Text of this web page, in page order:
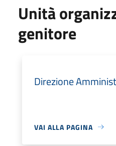
Unità
genitore
Direzione
VAI ALLA PAGINA